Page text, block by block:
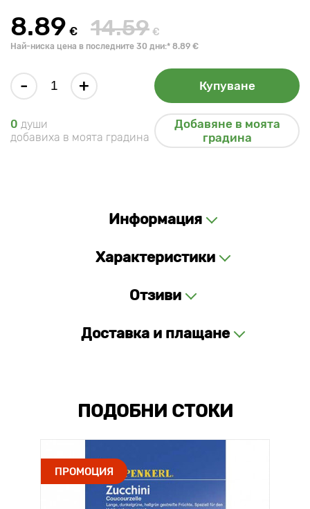
8.89 € 14.59 €
Най-ниска цена в последните 30 дни:* 8.89 €
- + Купуване
0 души
добавиха в моята градина
Добавяне в моята
градина
Информация
Характеристики
Отзиви
Доставка и плащане
ПОДОБНИ СТОКИ
ПРОМОЦИЯ